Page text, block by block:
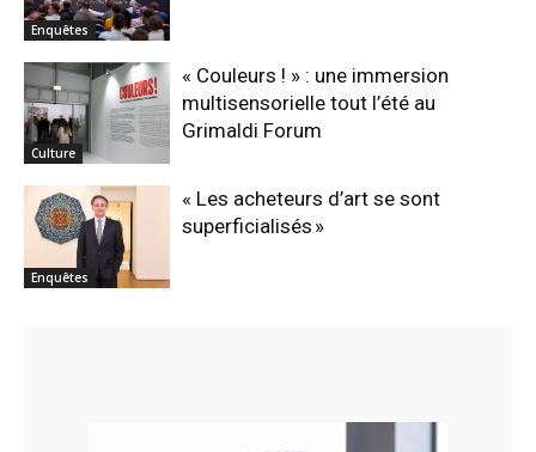
Enquêtes
Culture
« Couleurs ! » : une immersion
multisensorielle tout l’été au
Grimaldi Forum
Enquêtes
« Les acheteurs d’art se sont
superficialisés »